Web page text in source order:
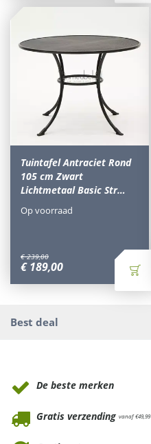
Tuintafel Antraciet Rond
105 cm Zwart
Lichtmetaal Basic Str…
€ 239,00
€ 189,00
Op voorraad
Best deal
De beste merken
Gratis verzending vanaf €49,99